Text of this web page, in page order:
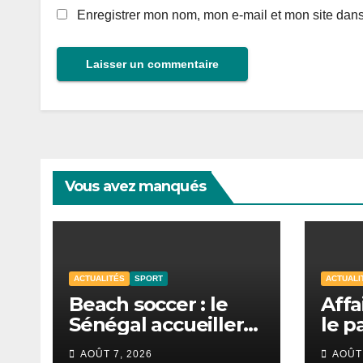
Enregistrer mon nom, mon e-mail et mon site
Vous avez manqués
ACTUALITÉS SPORT
Beach soccer : le
Sénégal accueillera
la CAN 2026 à
AOÛT 7, 2026
le